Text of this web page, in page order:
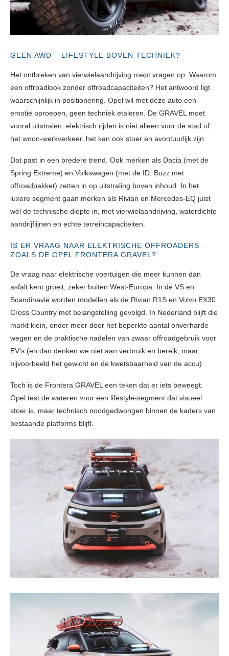
GEEN AWD – LIFESTYLE BOVEN TECHNIEK?
Het ontbreken van vierwielaandrijving roept vragen op. Waarom
een offroadlook zonder offroadcapaciteiten? Het antwoord ligt
waarschijnlijk in positionering. Opel wil met deze auto een
emotie oproepen, geen techniek etaleren. De GRAVEL moet
vooral uitstralen: elektrisch rijden is niet alleen voor de stad of
het woon-werkverkeer, het kan ook stoer en avontuurlijk zijn.
Dat past in een bredere trend. Ook merken als Dacia (met de
Spring Extreme) en Volkswagen (met de ID. Buzz met
offroadpakket) zetten in op uitstraling boven inhoud. In het
luxere segment gaan merken als Rivian en Mercedes-EQ juist
wél de technische diepte in, met vierwielaandrijving, waterdichte
aandrijflijnen en echte terreincapaciteiten.
IS ER VRAAG NAAR ELEKTRISCHE OFFROADERS
ZOALS DE OPEL FRONTERA GRAVEL?
De vraag naar elektrische voertuigen die meer kunnen dan
asfalt kent groeit, zeker buiten West-Europa. In de VS en
Scandinavië worden modellen als de Rivian R1S en Volvo EX30
Cross Country met belangstelling gevolgd. In Nederland blijft die
markt klein, onder meer door het beperkte aantal onverharde
wegen en de praktische nadelen van zwaar offroadgebruik voor
EV’s (en dan denken we niet aan verbruik en bereik, maar
bijvoorbeeld het gewicht en de kwetsbaarheid van de accu).
Toch is de Frontera GRAVEL een teken dat er iets beweegt.
Opel test de wateren voor een lifestyle-segment dat visueel
stoer is, maar technisch noodgedwongen binnen de kaders van
bestaande platforms blijft.